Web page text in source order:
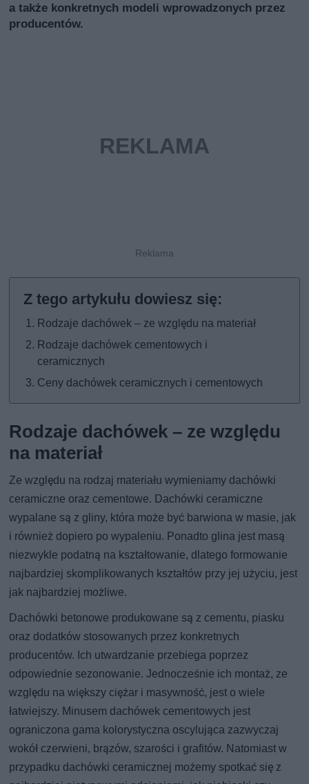
a także konkretnych modeli wprowadzonych przez
producentów.
Rodzaje dachówek – ze względu na materiał
Rodzaje dachówek cementowych i
ceramicznych
Ceny dachówek ceramicznych i cementowych
Rodzaje dachówek – ze względu
na materiał
Ze względu na rodzaj materiału wymieniamy dachówki
ceramiczne oraz cementowe. Dachówki ceramiczne
wypalane są z gliny, która może być barwiona w masie, jak
i również dopiero po wypaleniu. Ponadto glina jest masą
niezwykle podatną na kształtowanie, dlatego formowanie
najbardziej skomplikowanych kształtów przy jej użyciu, jest
jak najbardziej możliwe.
Dachówki betonowe produkowane są z cementu, piasku
oraz dodatków stosowanych przez konkretnych
producentów. Ich utwardzanie przebiega poprzez
odpowiednie sezonowanie. Jednocześnie ich montaż, ze
względu na większy ciężar i masywność, jest o wiele
łatwiejszy. Minusem dachówek cementowych jest
ograniczona gama kolorystyczna oscylująca zazwyczaj
wokół czerwieni, brązów, szarości i grafitów. Natomiast w
przypadku dachówki ceramicznej możemy spotkać się z